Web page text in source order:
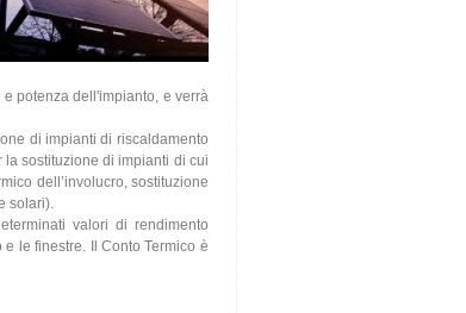
e potenza dell'impianto, e verrà
di impianti di riscaldamento
sostituzione di impianti di cui
dell’involucro, sostituzione
solari).
valori di rendimento
le finestre. Il Conto Termico è